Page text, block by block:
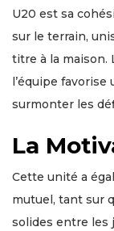
U20 est sa
sur le terrain,
titre à la maison.
l’équipe
surmonter les
La
Cette unité a
mutuel, tant sur
solides entre les